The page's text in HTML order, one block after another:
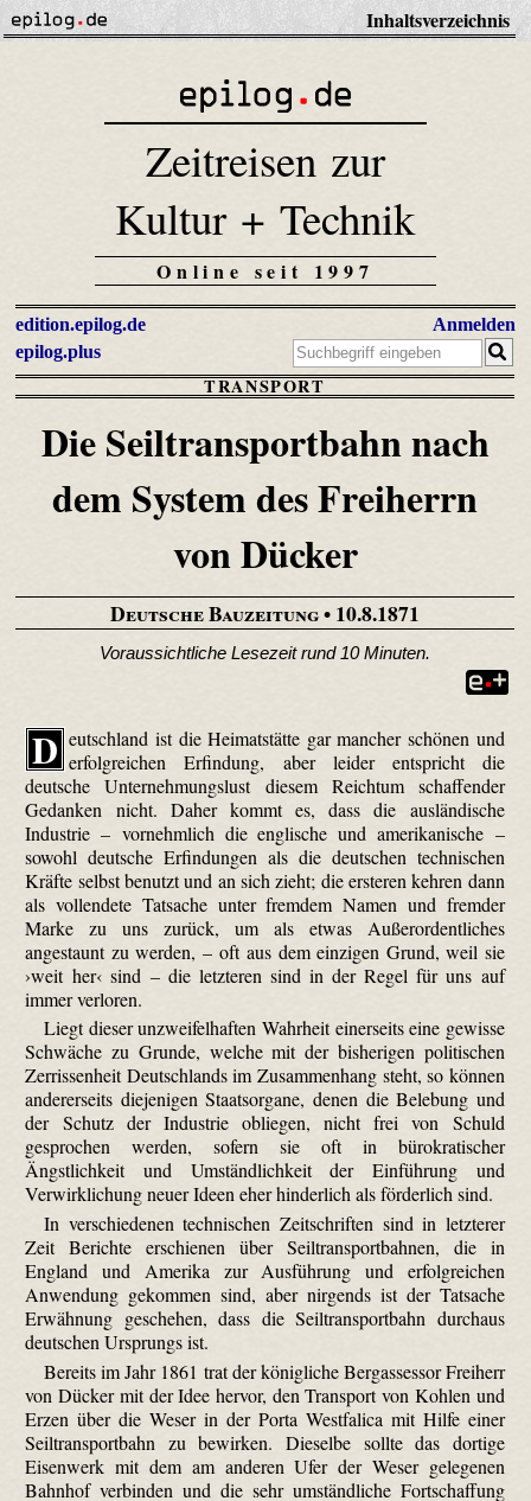
Inhaltsverzeichnis
Zeitreisen zur
Kultur + Technik
Online seit 1997
edition.epilog.de
epilog.plus
Anmelden
TRANSPORT
Die Seiltransportbahn nach
dem Systemdes Freiherrn
von Dücker
Deutsche Bauzeitung• 10.8.1871
Voraussichtliche Lesezeit rund 10 Minuten.
D eutschland ist die Heimatstätte gar mancher schönen und
erfolgreichen Erfindung, aber leider entspricht die
deutsche Unternehmungslust diesem Reichtum schaffender
Gedanken nicht. Daher kommt es, dass die ausländische
Industrie – vornehmlich die englische und amerikanische –
sowohl deutsche Erfindungen als die deutschen technischen
Kräfte selbst benutzt und an sich zieht; die ersteren kehren dann
als vollendete Tatsache unter fremdem Namen und fremder
Marke zu uns zurück, um als etwas Außerordentliches
angestaunt zu werden, – oft aus dem einzigen Grund, weil sie
›weit her‹ sind – die letzteren sind in der Regel für uns auf
immer verloren.
Liegt dieser unzweifelhaften Wahrheit einerseits eine gewisse
Schwäche zu Grunde, welche mit der bisherigen politischen
Zerrissenheit Deutschlands im Zusammenhang steht, so können
andererseits diejenigen Staatsorgane, denen die Belebung und
der Schutz der Industrie obliegen, nicht frei von Schuld
gesprochen werden, sofern sie oft in bürokratischer
Ängstlichkeit und Umständlichkeit der Einführung und
Verwirklichung neuer Ideen eher hinderlich als förderlich sind.
In verschiedenen technischen Zeitschriften sind in letzterer
Zeit Berichte erschienen über Seiltransportbahnen, die in
England und Amerika zur Ausführung und erfolgreichen
Anwendung gekommen sind, aber nirgends ist der Tatsache
Erwähnung geschehen, dass die Seiltransportbahn durchaus
deutschen Ursprungs ist.
Bereits im Jahr 1861 trat der königliche Bergassessor Freiherr
von Dücker mit der Idee hervor, den Transport von Kohlen und
Erzen über die Weser in der Porta Westfalica mit Hilfe einer
Seiltransportbahn zu bewirken. Dieselbe sollte das dortige
Eisenwerk mit dem am anderen Ufer der Weser gelegenen
Bahnhof verbinden und die sehr umständliche Fortschaffung